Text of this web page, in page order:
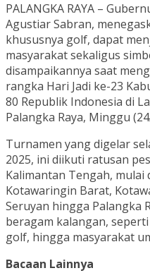
PALANGKA RAYA –
Agustiar Sabran,
khususnya golf, dapat
masyarakat sekaligus
disampaikannya saat
rangka Hari Jadi ke-23
80 Republik Indonesia di
Palangka Raya, Minggu
Turnamen yang digelar
2025, ini diikuti ratusan
Kalimantan Tengah, mulai
Kotawaringin Barat,
Seruyan hingga Palangka
beragam kalangan,
golf, hingga masyarakat
Bacaan Lainnya